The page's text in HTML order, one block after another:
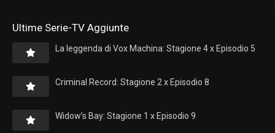
Ultime Serie-TV Aggiunte
La leggenda di Vox Machina: Stagione 4 x Episodio 5
Criminal Record: Stagione 2 x Episodio 8
Widow’s Bay: Stagione 1 x Episodio 9